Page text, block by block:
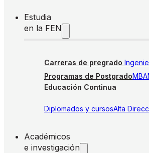
Estudia
en la FEN
Carreras de pregrado
Programas de PostgradoMBA
Educación Continua
Diplomados y cursosAlta
Académicos
e investigación